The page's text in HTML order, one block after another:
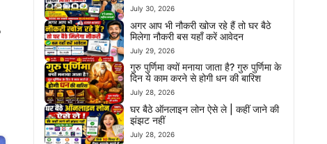
July 30, 2026
अगर आप भी नौकरी खोज रहे हैं तो घर बैठे
मिलेगा नौकरी बस यहाँ करें आवेदन
July 29, 2026
गुरु पुर्णिमा क्यों मनाया जाता है? गुरु पुर्णिमा के
दिन ये काम करने से होगी धन की बारिश
July 28, 2026
घर बैठे ऑनलाइन लोन ऐसे ले | कहीं जाने की
झंझट नहीं
July 28, 2026